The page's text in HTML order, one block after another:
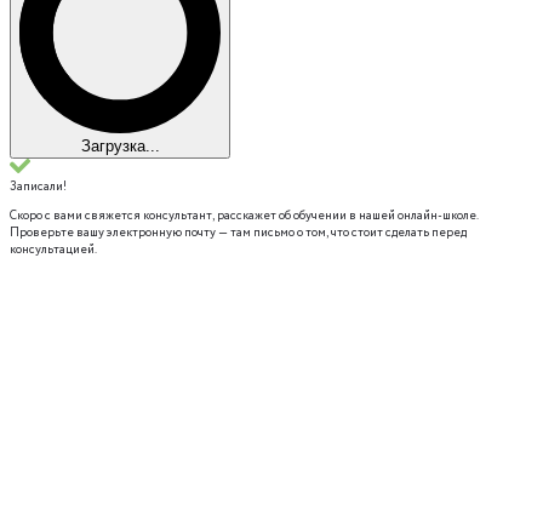
Загрузка...
Записали!
Скоро с вами свяжется консультант, расскажет об обучении в нашей онлайн-школе.
Проверьте вашу электронную почту — там письмо о том, что стоит сделать перед
консультацией.